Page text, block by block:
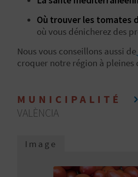
Où trouver les tomates
où vous dénicherez des
Nous vous conseillons aussi de
croquer notre région à pleines
MUNICIPALITÉ
VALÈNCIA
Image